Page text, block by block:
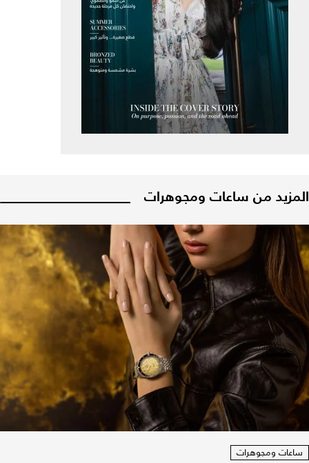
المزيد من ساعات ومجوهرات
ساعات ومجوهرات